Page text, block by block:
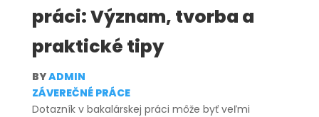
práci: Význam, tvorba a
praktické tipy
BYADMIN
ZÁVEREČNÉ PRÁCE
Dotazník v bakalárskej práci môže byť veľmi